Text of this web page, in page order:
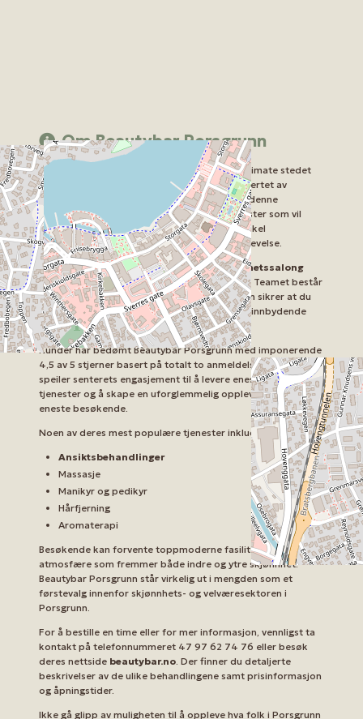
Om Beautybar Porsgrunn
Velkommen til Beautybar Porsgrunn, det ultimate stedet
for avslapning og skjønnhetsbehandlinger i hjertet av
Porsgrunn. Lokalisert på Storgata 136, tilbyr denne
skjønnhetsbystyret et bredt spekter av tjenester som vil
dekke dine behov, uansett om du søker en enkel
ansiktsbehandling eller en luksuriøs spa-opplevelse.
Beautybar Porsgrunn er kjent som etSkjønnhetssalong
med et fokus på kvalitet og kundetilfredshet. Teamet består
av høyt kvalifiserte og erfarne terapeuter som sikrer at du
får de beste behandlingene i en behagelig og innbydende
atmosfære.
Kunder har bedømt Beautybar Porsgrunn med imponerende
4,5 av 5 stjerner basert på totalt to anmeldelser. Dette
speiler senterets engasjement til å levere enestående
tjenester og å skape en uforglemmelig opplevelse for hver
eneste besøkende.
Noen av deres mest populære tjenester inkluderer:
Ansiktsbehandlinger
Massasje
Manikyr og pedikyr
Hårfjerning
Aromaterapi
Besøkende kan forvente toppmoderne fasiliteter og en rolig
atmosfære som fremmer både indre og ytre skjønnhet.
Beautybar Porsgrunn står virkelig ut i mengden som et
førstevalg innenfor skjønnhets- og velværesektoren i
Porsgrunn.
For å bestille en time eller for mer informasjon, vennligst ta
kontakt på telefonnummeret 47 97 62 74 76 eller besøk
deres nettside beautybar.no. Der finner du detaljerte
beskrivelser av de ulike behandlingene samt prisinformasjon
og åpningstider.
Ikke gå glipp av muligheten til å oppleve hva folk i Porsgrunn